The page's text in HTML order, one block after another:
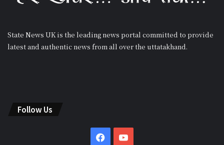
State News UK is the leading news portal committed to provide
latest and authentic news from all over the uttatakhand.
Follow Us
Facebook